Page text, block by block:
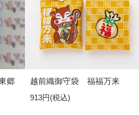
郷
越前織御守袋 福福万来
913円(税込)